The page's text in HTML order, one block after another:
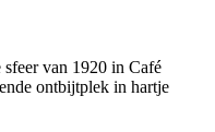
van 1920 in Café
ontbijtplek in hartje